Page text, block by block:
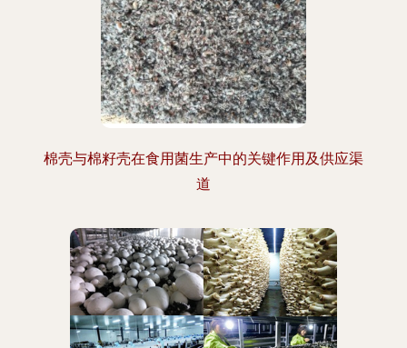
棉壳与棉籽壳在食用菌生产中的关键作用及供应渠
道